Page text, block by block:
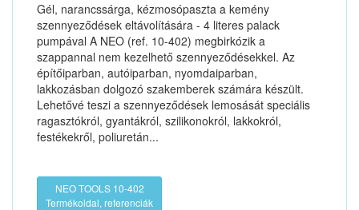
Gél, narancssárga, kézmosópaszta a kemény
szennyeződések eltávolítására - 4 literes palack
pumpával A NEO (ref. 10-402) megbirkózik a
szappannal nem kezelhető szennyeződésekkel. Az
építőiparban, autóiparban, nyomdaiparban,
lakkozásban dolgozó szakemberek számára készült.
Lehetővé teszi a szennyeződések lemosását speciális
ragasztókról, gyantákról, szilikonokról, lakkokról,
festékekről, poliuretán...
NEO TOOLS 10-402
Termékoldal, referenciák